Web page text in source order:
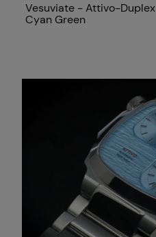
Vesuviate - Attivo-Duplex
Cyan Green